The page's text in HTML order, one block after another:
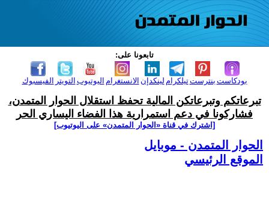
تابعونا على:
الفيسبوك التويتر اليوتيوب الانستغرام لينكدإن تيلكرامبنترست بودكاست
تبرعاتكم وتبرعاتكن المالية تحفظ استقلال الحوار المتمدن،
فشاركونا في دعم استمرارية هذا الفضاء اليساري الحر
[اشترك في قناة ‫«الحوار المتمدن» على اليوتيوب]
الحوار المتمدن - موبايل
الموقع الرئيسي